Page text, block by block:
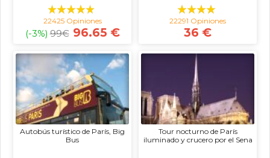
22425 Opiniones
(-3%) 99€ 96.65 €
22291 Opiniones
36 €
Autobús turístico de París, Big
Bus
Tour nocturno de París
iluminado y crucero por el Sena